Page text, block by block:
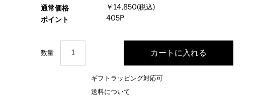
通常価格
￥14,850(税込)
ポイント
405P
数量
ギフトラッピング対応可
送料について